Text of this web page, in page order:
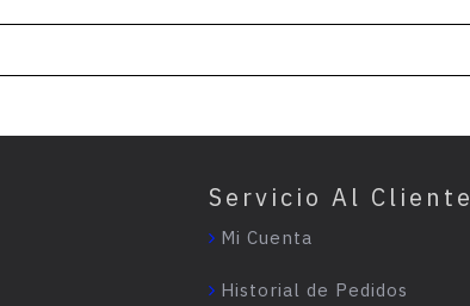
Servicio Al Cliente
Mi Cuenta
Historial de Pedidos